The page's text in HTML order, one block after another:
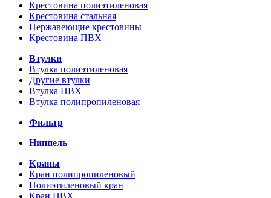
Крестовина полиэтиленовая
Крестовина стальная
Нержавеющие крестовины
Крестовина ПВХ
Втулки
Втулка полиэтиленовая
Другие втулки
Втулка ПВХ
Втулка полипропиленовая
Фильтр
Ниппель
Краны
Кран полипропиленовый
Полиэтиленовый кран
Кран ПВХ